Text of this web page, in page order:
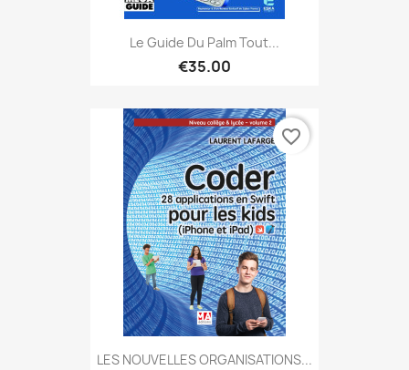
Le Guide Du Palm Tout...
€35.00
LES NOUVELLES ORGANISATIONS...
favorite_border